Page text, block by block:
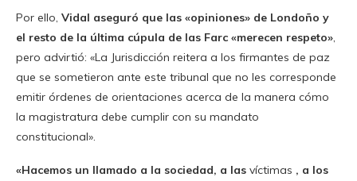
Por ello, Vidal aseguró que las «opiniones» de Londoño y
el resto de la última cúpula de las Farc «merecen respeto»,
pero advirtió: «La Jurisdicción reitera a los firmantes de paz
que se sometieron ante este tribunal que no les corresponde
emitir órdenes de orientaciones acerca de la manera cómo
la magistratura debe cumplir con su mandato
constitucional».
«Hacemos un llamado a la sociedad, a las víctimas , a los